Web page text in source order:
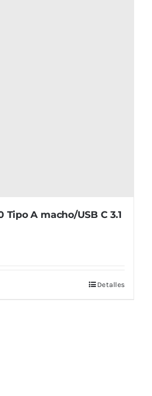
Tipo A macho/USB C 3.1
Detalles